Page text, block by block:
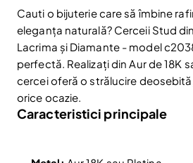
Cauti o bijuterie care să îmbine
eleganța naturală? Cerceii Stud
Lacrima și Diamante - model
perfectă. Realizați din Aur de 18K
cercei oferă o strălucire
orice ocazie.
Caracteristici principale